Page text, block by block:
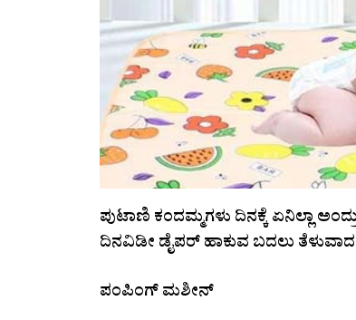
ಪುಟಾಣಿ ಕಂದಮ್ಮಗಳು ದಿನಕ್ಕೆ ಏನಿಲ್ಲಾ
ದಿನವಿಡೀ ಡೈಪರ್‌ ಹಾಕುವ ಬದಲು
ಪಂಪಿಂಗ್‌ ಮಶೀನ್‌